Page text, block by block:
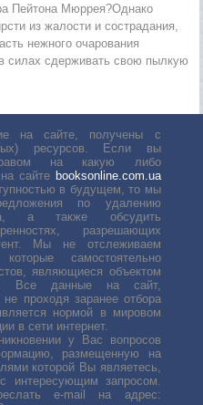
Пейтона Мюррея?Однако
из жалости и сострадания,
нежного очарования
сдерживать свою пылкую
на сайте, получены с
ресурсов. Если вы
на какую либо
сайте booksonline.com.ua
в будущем, то мы
по удалению
а также обсудить
разрешающих
Мы не отслеживаем
самостоятельно
являющиеся объектом
Все данные на сайт,
проходя заранее отбора
нормой в мировом
в сети интернет.
у Вас вопросов
размещенную на
которой Вы являетесь,
интересующим запросом.
е-mail на адрес: